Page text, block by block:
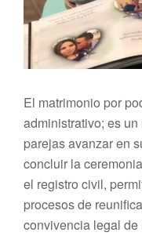
El matrimonio por
administrativo; es
parejas avanzar en
concluir la
el registro civil,
procesos de
convivencia legal de